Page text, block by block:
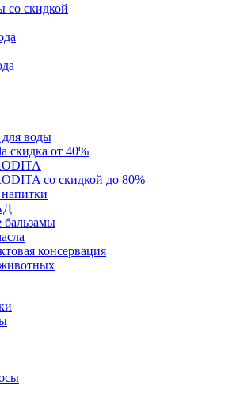
со скидкой
воды
скидка от 40%
со скидкой до 80%
бальзамы
консервация